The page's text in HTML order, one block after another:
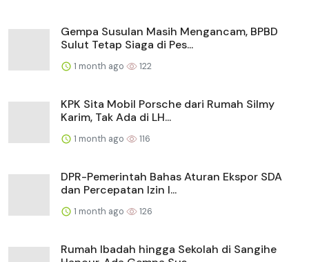
Gempa Susulan Masih Mengancam, BPBD
Sulut Tetap Siaga di Pes...
1 month ago 122
KPK Sita Mobil Porsche dari Rumah Silmy
Karim, Tak Ada di LH...
1 month ago 116
DPR-Pemerintah Bahas Aturan Ekspor SDA
dan Percepatan Izin I...
1 month ago 126
Rumah Ibadah hingga Sekolah di Sangihe